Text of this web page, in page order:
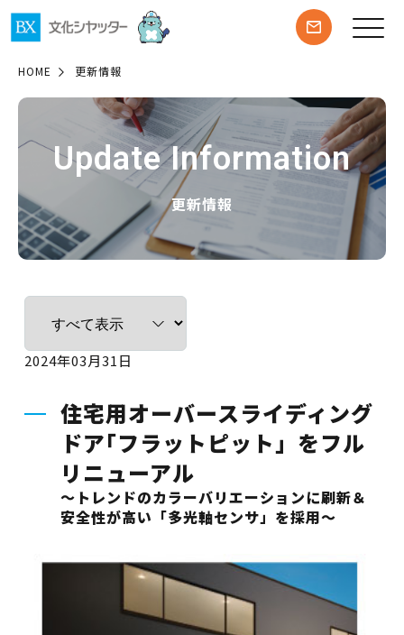
HOME 更新情報
Update Information
更新情報
2024年03月31日
住宅用オーバースライディング
ドア｢フラットピット」をフル
リニューアル
～トレンドのカラーバリエーションに刷新＆
安全性が高い「多光軸センサ」を採用～